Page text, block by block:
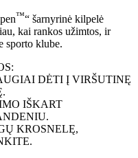
™“ šarnyrinė kilpelė
kai rankos užimtos, ir
sporto klube.
DĖTI Į VIRŠUTINĘ
IŠKART
KROSNELĘ,